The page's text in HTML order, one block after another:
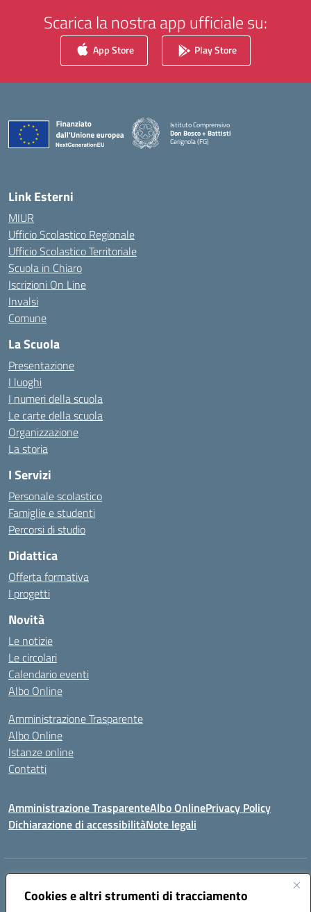
Cookies e altri strumenti di tracciamento
Scarica la nostra app ufficiale su:
App Store Play Store
Istituto Comprensivo
Don Bosco + Battisti
Cerignola (FG)
— Visita la pagina iniziale della scuola
Link Esterni
MIUR
Ufficio Scolastico Regionale
Ufficio Scolastico Territoriale
Scuola in Chiaro
Iscrizioni On Line
Invalsi
Comune
La Scuola
Presentazione
I luoghi
I numeri della scuola
Le carte della scuola
Organizzazione
La storia
I Servizi
Personale scolastico
Famiglie e studenti
Percorsi di studio
Didattica
Offerta formativa
I progetti
Novità
Le notizie
Le circolari
Calendario eventi
Albo Online
Amministrazione Trasparente
Albo Online
Istanze online
Contatti
Amministrazione TrasparenteAlbo OnlinePrivacy Policy
Dichiarazione di accessibilitàNote legali
Indirizzo:
Centralino:0885/422972 Email:FGIC84600D@istruzione.it